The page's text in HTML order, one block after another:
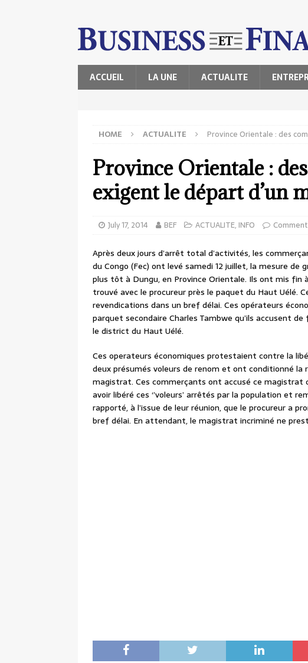
ACCUEIL LA UNE ACTUALITE
HOME ACTUALITE Province Orientale : des
Province Orientale :
exigent le départ d’un
July 17, 2014 BEF ACTUALITE, INFO
Après deux jours d’arrêt total d’activités, les
du Congo (Fec) ont levé samedi 12 juillet, la mesure de
plus tôt à Dungu, en Province Orientale. Ils ont mis
trouvé avec le procureur près le paquet du Haut Uélé.
revendications dans un bref délai. Ces opérateurs
parquet secondaire Charles Tambwe qu’ils accusent
le district du Haut Uélé.
Ces operateurs économiques protestaient contre la
deux présumés voleurs de renom et ont conditionné
magistrat. Ces commerçants ont accusé ce magistrat
avoir libéré ces ‘’voleurs’ arrêtés par la population et
rapporté, à l’issue de leur réunion, que le procureur a
bref délai. En attendant, le magistrat incriminé ne